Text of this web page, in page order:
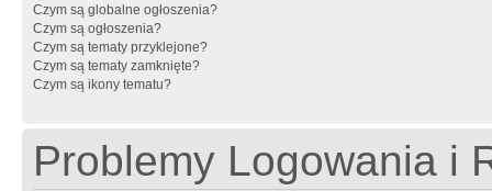
Czym są globalne ogłoszenia?
Czym są ogłoszenia?
Czym są tematy przyklejone?
Czym są tematy zamknięte?
Czym są ikony tematu?
Problemy Logowania i